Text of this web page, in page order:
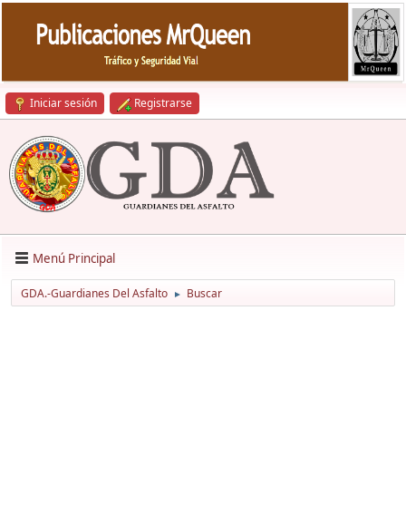
Iniciar sesión Registrarse
Menú Principal
GDA.-Guardianes Del Asfalto ► Buscar